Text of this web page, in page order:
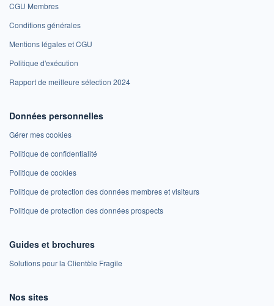
CGU Membres
Conditions générales
Mentions légales et CGU
Politique d'exécution
Rapport de meilleure sélection 2024
Données personnelles
Gérer mes cookies
Politique de confidentialité
Politique de cookies
Politique de protection des données membres et visiteurs
Politique de protection des données prospects
Guides et brochures
Solutions pour la Clientèle Fragile
Nos sites